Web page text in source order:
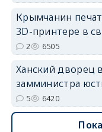
Крымчанин
3D-принтере в
2 6505
Ханский дворец
замминистра
5 6420